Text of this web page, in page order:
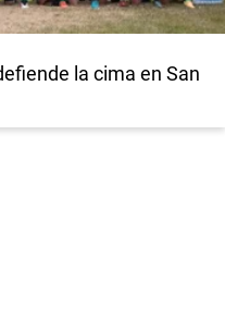
la cima en San